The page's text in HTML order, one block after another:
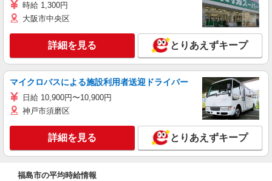
時給 1,300円
大阪市中央区
詳細を見る とりあえずキープ
マイクロバスによる施設利用者送迎ドライバー
日給 10,900円〜10,900円
神戸市須磨区
詳細を見る とりあえずキープ
福島市の平均時給情報